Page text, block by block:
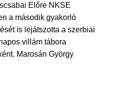
Előre NKSE
a második gyakorló
is lejátszotta a szerbiai
villám tábora
Marosán György